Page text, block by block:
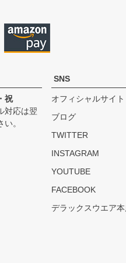
祝
対応は翌
。
SNS
オフィシャルサイト
ブログ
TWITTER
INSTAGRAM
YOUTUBE
FACEBOOK
デラックスウエア